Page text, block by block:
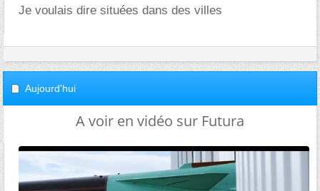
Je voulais dire situées dans des villes
Aujourd'hui
A voir en vidéo sur Futura